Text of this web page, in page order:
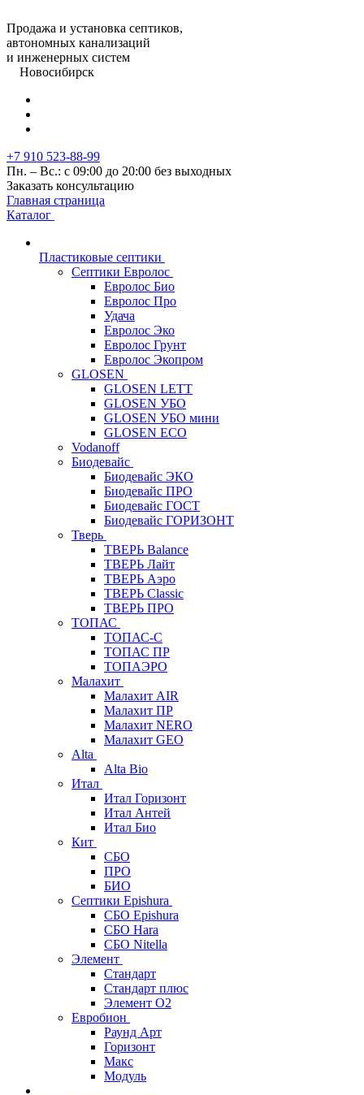
Продажа и установка септиков,
автономных канализаций
и инженерных систем
Новосибирск
+7 910 523-88-99
Пн. – Вс.: с 09:00 до 20:00 без выходных
Заказать консультацию
Главная страница
Каталог
Пластиковые септики
Септики Евролос
Евролос Био
Евролос Про
Удача
Евролос Эко
Евролос Грунт
Евролос Экопром
GLOSEN
GLOSEN LETT
GLOSEN УБО
GLOSEN УБО мини
GLOSEN ECO
Vodanoff
Биодевайс
Биодевайс ЭКО
Биодевайс ПРО
Биодевайс ГОСТ
Биодевайс ГОРИЗОНТ
Тверь
ТВЕРЬ Balance
ТВЕРЬ Лайт
ТВЕРЬ Аэро
ТВЕРЬ Classic
ТВЕРЬ ПРО
ТОПАС
ТОПАС-С
ТОПАС ПР
ТОПАЭРО
Малахит
Малахит AIR
Малахит ПР
Малахит NERO
Малахит GEO
Alta
Alta Bio
Итал
Итал Горизонт
Итал Антей
Итал Био
Кит
СБО
ПРО
БИО
Септики Epishura
СБО Epishura
СБО Hara
СБО Nitella
Элемент
Стандарт
Стандарт плюс
Элемент О2
Евробион
Раунд Арт
Горизонт
Макс
Модуль